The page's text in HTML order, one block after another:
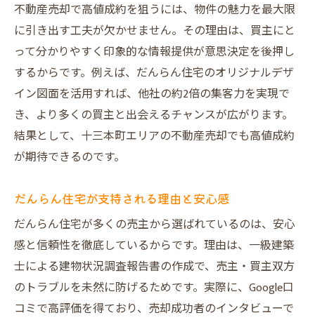
建物状況調査でトラブルを防ぐ方法とは
悪評を回避した安心の取引ポイント解説
直接買取やオークション買取の特徴と利点
口コミ評価が高い不動産売却の進め方
大阪市淀川区で信頼の不動産売却方法
大阪市の不動産売却で重視すべき点とは
だんらん住宅の信頼性と選ばれる理由
一級建築士による調査が売却をサポート
口コミや評判から見る安心の売却方法
高値を狙うための不動産売却戦略
プレミアム不動産売却で高値成立を目指す
プレミアム不動産売却のメリットと特徴
不動産売却で高値成約を狙うには、物件の魅力を最大限
に引き出す工夫が欠かせません。その理由は、買主にと
って分かりやすく印象的な情報提供が意思決定を後押し
するからです。例えば、だんらん住宅のオリジナルデザ
イン図面を活用すれば、他社の約2倍の集客力を実現で
き、より多くの買主と出会えるチャンスが広がります。
結果として、十三本町エリアの不動産売却でも高値成約
が期待できるのです。
だんらん住宅が支持される理由と安心感
だんらん住宅が多くの売主から選ばれているのは、安心
感と信頼性を徹底しているからです。理由は、一級建築
士による建物状況調査報告書の作成で、売主・買主双方
のトラブルを未然に防げるためです。実際に、Google口
コミで高評価を得ており、売却成功者のインタビューで